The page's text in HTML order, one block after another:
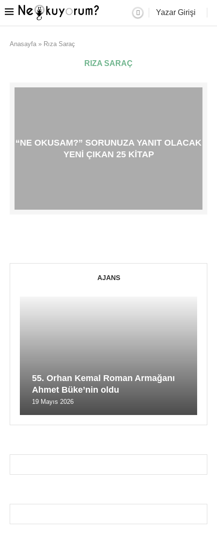
Yazar Girişi
Anasayfa » Rıza Saraç
RIZA SARAÇ
“NE OKUSAM?” SORUNUZA YANIT OLACAK
YENI ÇIKAN 25 KITAP
AJANS
55. Orhan Kemal Roman Armağanı
Ahmet Büke’nin oldu
19 Mayıs 2026